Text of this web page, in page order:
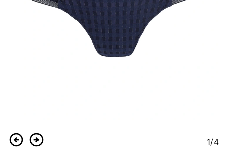
ZurückWeiter 1/4